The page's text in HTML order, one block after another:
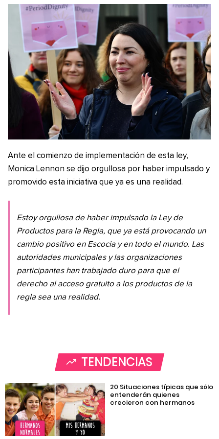
Ante el comienzo de implementación de esta ley,
Monica Lennon se dijo orgullosa por haber impulsado y
promovido esta iniciativa que ya es una realidad.
Estoy orgullosa de haber impulsado la Ley de
Productos para la Regla, que ya está provocando un
cambio positivo en Escocia y en todo el mundo. Las
autoridades municipales y las organizaciones
participantes han trabajado duro para que el
derecho al acceso gratuito a los productos de la
regla sea una realidad.
TENDENCIAS
20 Situaciones típicas que sólo
entenderán quienes
crecieron con hermanos